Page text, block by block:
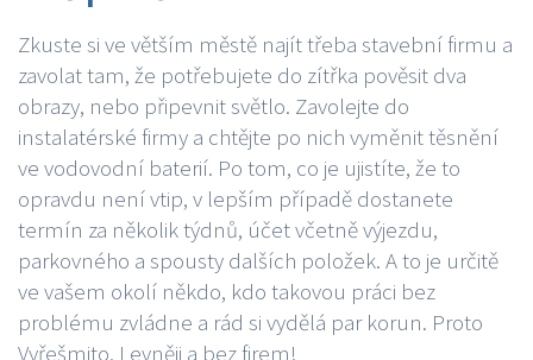
Zkuste si ve větším městě najít třeba stavební firmu a
zavolat tam, že potřebujete do zítřka pověsit dva
obrazy, nebo připevnit světlo. Zavolejte do
instalatérské firmy a chtějte po nich vyměnit těsnění
ve vodovodní baterií. Po tom, co je ujistíte, že to
opravdu není vtip, v lepším případě dostanete
termín za několik týdnů, účet včetně výjezdu,
parkovného a spousty dalších položek. A to je určitě
ve vašem okolí někdo, kdo takovou práci bez
problému zvládne a rád si vydělá par korun. Proto
Vyřešmito. Levněji a bez firem!